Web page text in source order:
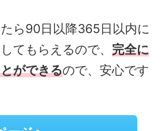
ら90日以降365日以内に
てもらえるので、 完全に
ができるので、安心です